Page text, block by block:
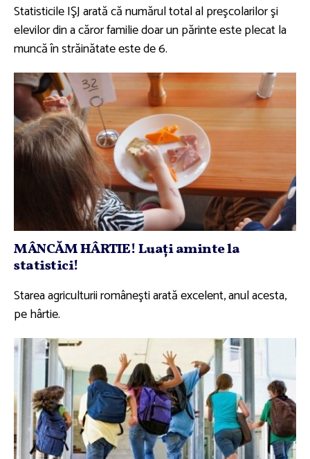
Statisticile IŞJ arată că numărul total al preşcolarilor şi
elevilor din a căror familie doar un părinte este plecat la
muncă în străinătate este de 6.
MÂNCĂM HÂRTIE! Luaţi aminte la
statistici!
Starea agriculturii româneşti arată excelent, anul acesta,
pe hârtie.